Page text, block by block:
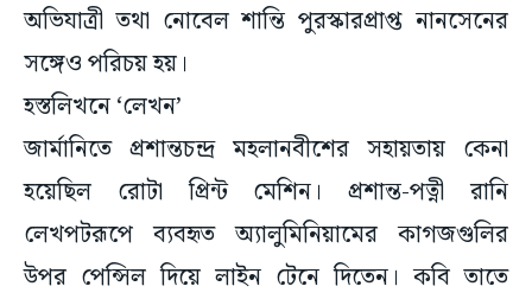
অভিযাত্রী তথা নোবেল শান্তি পুরস্কারপ্রাপ্ত নানসেনের
সঙ্গেও পরিচয় হয়।
হস্তলিখনে ‘লেখন’
জার্মানিতে প্রশান্তচন্দ্র মহলানবীশের সহায়তায় কেনা
হয়েছিল রোটা প্রিন্ট মেশিন। প্রশান্ত-পত্নী রানি
লেখপটরূপে ব্যবহৃত অ্যালুমিনিয়ামের কাগজগুলির
উপর পেন্সিল দিয়ে লাইন টেনে দিতেন। কবি তাতে